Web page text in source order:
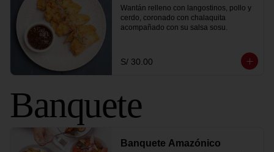
Wantán relleno con langostinos, pollo y
cerdo, coronado con chalaquita
acompañado con su salsa sosu.
S/ 30.00
Banquete
Banquete Amazónico